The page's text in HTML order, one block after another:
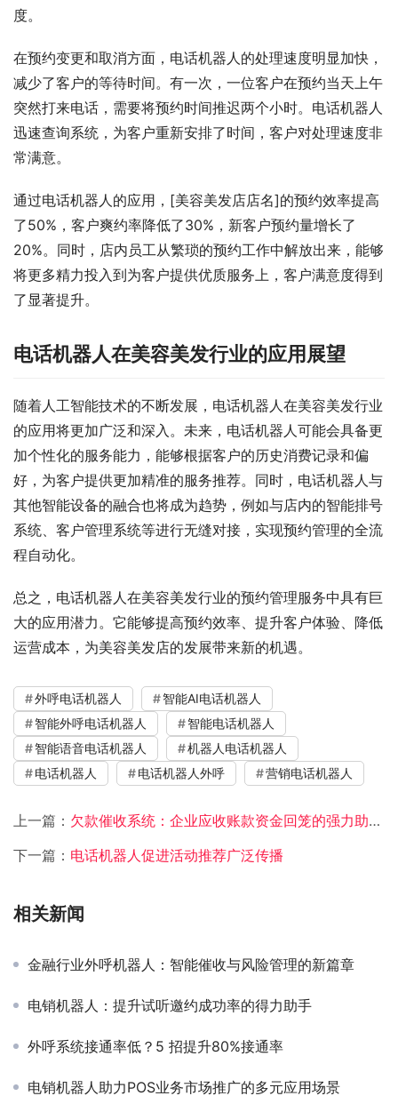
度。
在预约变更和取消方面，电话机器人的处理速度明显加快，
减少了客户的等待时间。有一次，一位客户在预约当天上午
突然打来电话，需要将预约时间推迟两个小时。电话机器人
迅速查询系统，为客户重新安排了时间，客户对处理速度非
常满意。
通过电话机器人的应用，[美容美发店店名]的预约效率提高
了50%，客户爽约率降低了30%，新客户预约量增长了
20%。同时，店内员工从繁琐的预约工作中解放出来，能够
将更多精力投入到为客户提供优质服务上，客户满意度得到
了显著提升。
电话机器人在美容美发行业的应用展望
随着人工智能技术的不断发展，电话机器人在美容美发行业
的应用将更加广泛和深入。未来，电话机器人可能会具备更
加个性化的服务能力，能够根据客户的历史消费记录和偏
好，为客户提供更加精准的服务推荐。同时，电话机器人与
其他智能设备的融合也将成为趋势，例如与店内的智能排号
系统、客户管理系统等进行无缝对接，实现预约管理的全流
程自动化。
总之，电话机器人在美容美发行业的预约管理服务中具有巨
大的应用潜力。它能够提高预约效率、提升客户体验、降低
运营成本，为美容美发店的发展带来新的机遇。
外呼电话机器人
智能AI电话机器人
智能外呼电话机器人
智能电话机器人
智能语音电话机器人
机器人电话机器人
电话机器人
电话机器人外呼 营销电话机器人
上一篇： 欠款催收系统：企业应收账款资金回笼的强力助推器
下一篇： 电话机器人促进活动推荐广泛传播
相关新闻
金融行业外呼机器人：智能催收与风险管理的新篇章
电销机器人：提升试听邀约成功率的得力助手
外呼系统接通率低？5 招提升80%接通率
电销机器人助力POS业务市场推广的多元应用场景